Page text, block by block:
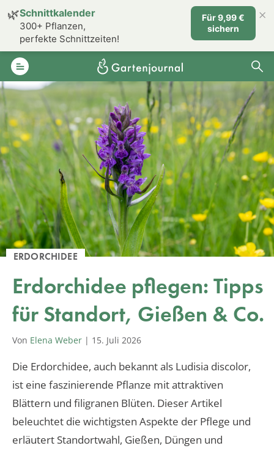
ERDORCHIDEE
Erdorchidee pflegen: Tipps
für Standort, Gießen & Co.
Von Elena Weber | 15. Juli 2026
Die Erdorchidee, auch bekannt als Ludisia discolor,
ist eine faszinierende Pflanze mit attraktiven
Blättern und filigranen Blüten. Dieser Artikel
beleuchtet die wichtigsten Aspekte der Pflege und
erläutert Standortwahl, Gießen, Düngen und
🌿Schnittkalender
300+ Pflanzen,
perfekte Schnittzeiten!
Für 9,99 €
sichern
×